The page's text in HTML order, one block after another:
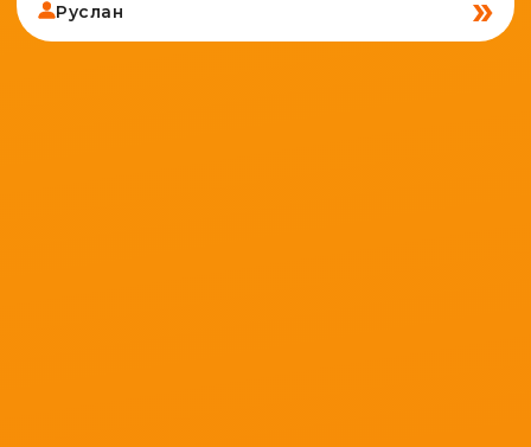
Руслан